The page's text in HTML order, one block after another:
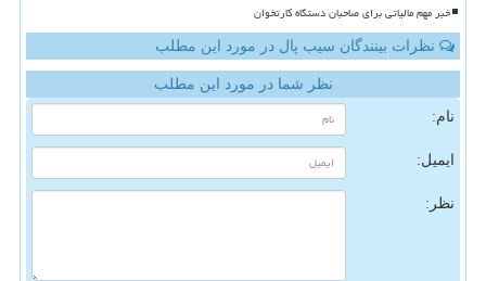
خبر مهم مالیاتی برای صاحبان دستگاه کارتخوان
نظرات بینندگان سیب پال در مورد این مطلب
نظر شما در مورد این مطلب
نام:
ایمیل:
نظر: